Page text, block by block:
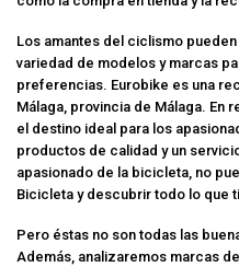
Los amantes del ciclismo
variedad de modelos y marcas
preferencias. Eurobike es una
Málaga, provincia de Málaga. En
el destino ideal para los
productos de calidad y un
apasionado de la bicicleta, no
Bicicleta y descubrir todo lo que
Pero éstas no son todas las
Además, analizaremos marcas